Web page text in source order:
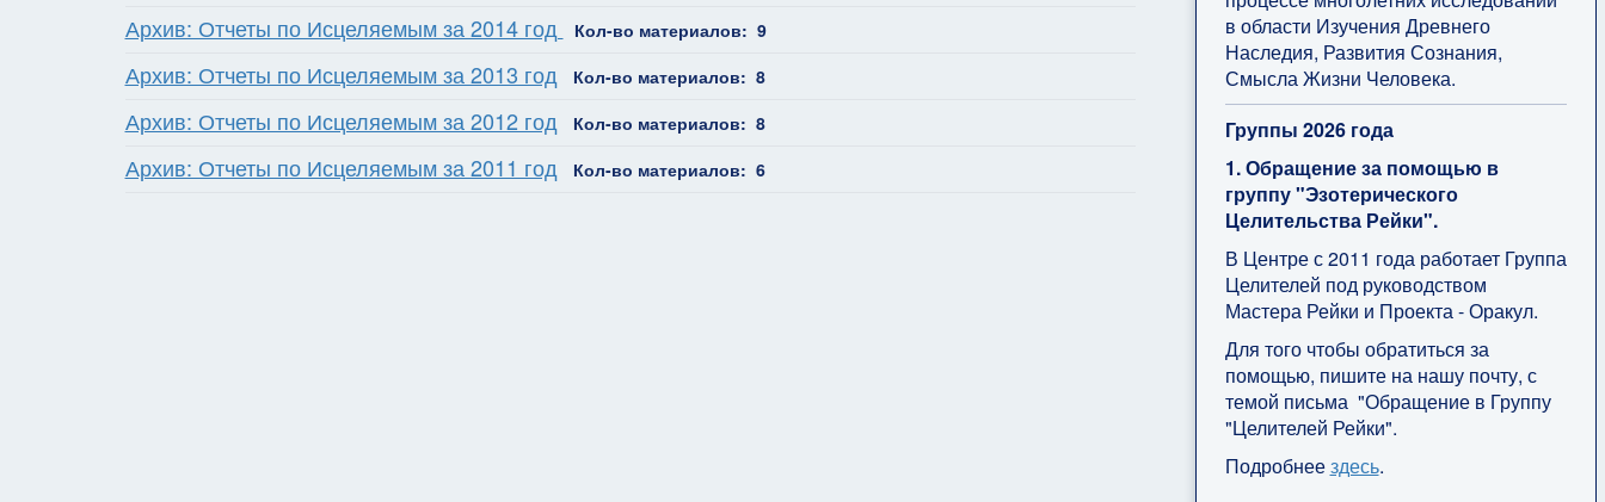
Архив: Отчеты по Исцеляемым за 2014 год Кол-во материалов: 9
Архив: Отчеты по Исцеляемым за 2013 год Кол-во материалов: 8
Архив: Отчеты по Исцеляемым за 2012 год Кол-во материалов: 8
Архив: Отчеты по Исцеляемым за 2011 год Кол-во материалов: 6
в области Изучения Древнего
Наследия, Развития Сознания,
Смысла Жизни Человека.
Группы 2026 года
1. Обращение за помощью в
группу "Эзотерического
Целительства Рейки".
В Центре с 2011 года работает Группа
Целителей под руководством
Мастера Рейки и Проекта - Оракул.
Для того чтобы обратиться за
помощью, пишите на нашу почту, с
темой письма "Обращение в Группу
"Целителей Рейки".
Подробнеездесь.